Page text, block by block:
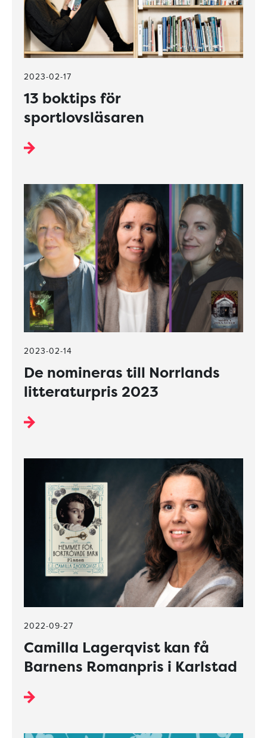
2023-02-17
13 boktips för
sportlovsläsaren
2023-02-14
De nomineras till Norrlands
litteraturpris 2023
2022-09-27
Camilla Lagerqvist kan få
Barnens Romanpris i Karlstad